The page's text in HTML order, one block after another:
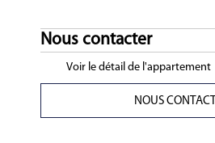
Nous contacter
Voir le détail de l'appartement
NOUS